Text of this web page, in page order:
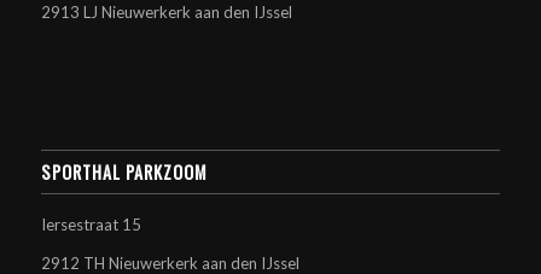
2913 LJ Nieuwerkerk aan den IJssel
SPORTHAL PARKZOOM
Iersestraat 15
2912 TH Nieuwerkerk aan den IJssel